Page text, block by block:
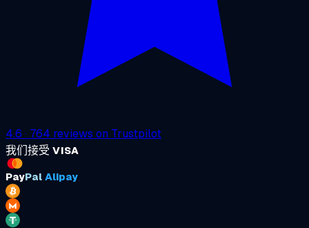
4.6 · 764 reviews on Trustpilot
我们接受 VISA
PayPal Alipay